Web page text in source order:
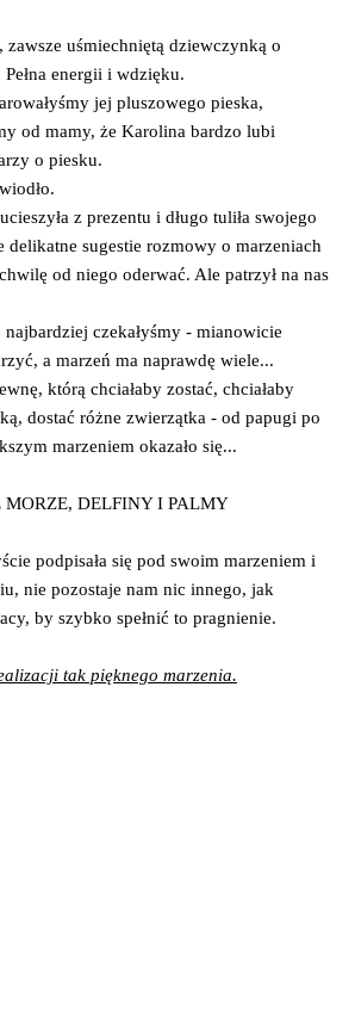
uśmiechniętą dziewczynką o
energii i wdzięku.
jej pluszowego pieska,
od mamy, że Karolina bardzo lubi
o piesku.
z prezentu i długo tuliła swojego
delikatne sugestie rozmowy o marzeniach
od niego oderwać. Ale patrzył na nas
czekałyśmy - mianowicie
a marzeń ma naprawdę wiele...
którą chciałaby zostać, chciałaby
dostać różne zwierzątka - od papugi po
marzeniem okazało się...
MORZE, DELFINY I PALMY
podpisała się pod swoim marzeniem i
nie pozostaje nam nic innego, jak
by szybko spełnić to pragnienie.
tak pięknego marzenia.